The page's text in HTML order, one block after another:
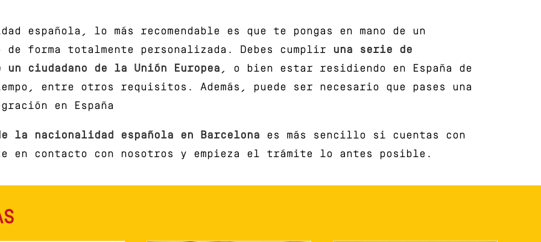
española, lo más recomendable es que te pongas en mano de un
forma totalmente personalizada. Debes cumplir una serie de
ciudadano de la Unión Europea , o bien estar residiendo en España de
entre otros requisitos. Además, puede ser necesario que pases una
en España
la nacionalidad española en Barcelona
es más sencillo si cuentas con
en contacto con nosotros y empieza el trámite lo antes posible.